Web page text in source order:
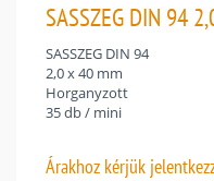
SASSZEG DIN 94
SASSZEG DIN 94
2,0 x 40 mm
Horganyzott
35 db / mini
Árakhoz kérjük